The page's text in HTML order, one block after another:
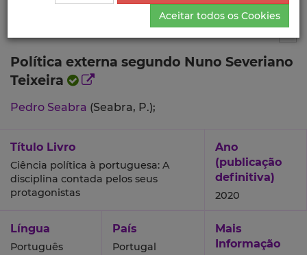
Política externa segundo Nuno Severiano
Teixeira
Pedro Seabra (Seabra, P.);
Título Livro
Ciência política à portuguesa: A
disciplina contada pelos seus
protagonistas
Ano
(publicação
definitiva)
2020
Língua
Português
País
Portugal
Mais
Informação
Aceitar todos os Cookies